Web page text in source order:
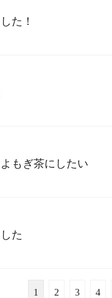
た！
もぎ茶にしたい
た
1 2 3 4